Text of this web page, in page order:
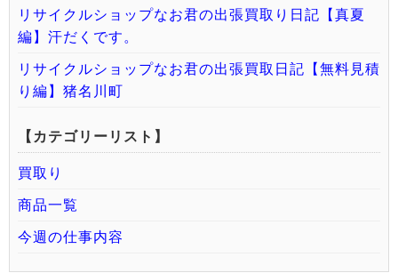
リサイクルショップなお君の出張買取り日記【真夏
編】汗だくです。
リサイクルショップなお君の出張買取日記【無料見積
り編】猪名川町
【カテゴリーリスト】
買取り
商品一覧
今週の仕事内容